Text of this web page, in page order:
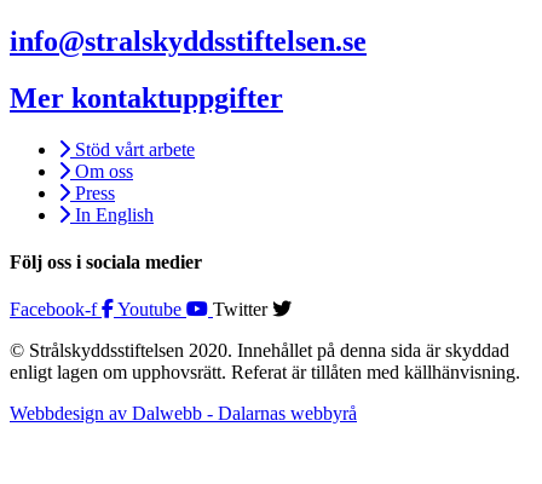
info@stralskyddsstiftelsen.se
Mer kontaktuppgifter
Stöd vårt arbete
Om oss
Press
In English
Följ oss i sociala medier
Facebook-f Youtube
Twitter
© Strålskyddsstiftelsen 2020. Innehållet på denna sida är skyddad
enligt lagen om upphovsrätt. Referat är tillåten med källhänvisning.
Webbdesign av Dalwebb - Dalarnas webbyrå